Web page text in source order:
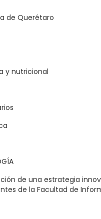
de Querétaro
y nutricional
de una estrategia
de la Facultad de